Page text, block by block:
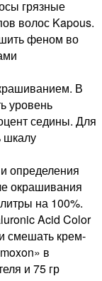
грязные
волос Kapous.
феном во
В
уровень
седины. Для
шкалу
определения
окрашивания
на 100%.
Acid Color
смешать крем-
в
и 75 гр